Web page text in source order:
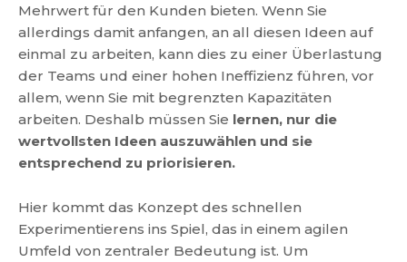
Mehrwert für den Kunden bieten. Wenn Sie
allerdings damit anfangen, an all diesen Ideen auf
einmal zu arbeiten, kann dies zu einer Überlastung
der Teams und einer hohen Ineffizienz führen, vor
allem, wenn Sie mit begrenzten Kapazitäten
arbeiten. Deshalb müssen Sie lernen, nur die
wertvollsten Ideen auszuwählen und sie
entsprechend zu priorisieren.
Hier kommt das Konzept des schnellen
Experimentierens ins Spiel, das in einem agilen
Umfeld von zentraler Bedeutung ist. Um